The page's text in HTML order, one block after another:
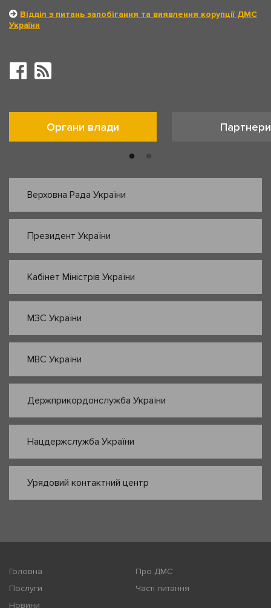
Відділ з питань запобігання та виявлення корупції ДМС
України
Органи влади Партнери
Верховна Рада України
Президент України
Кабінет Міністрів України
МЗС України
МВС України
Держприкордонслужба України
Нацдержслужба України
Урядовий контактний центр
Головна
Про ДМС
Послуги
Часті питання
Новини